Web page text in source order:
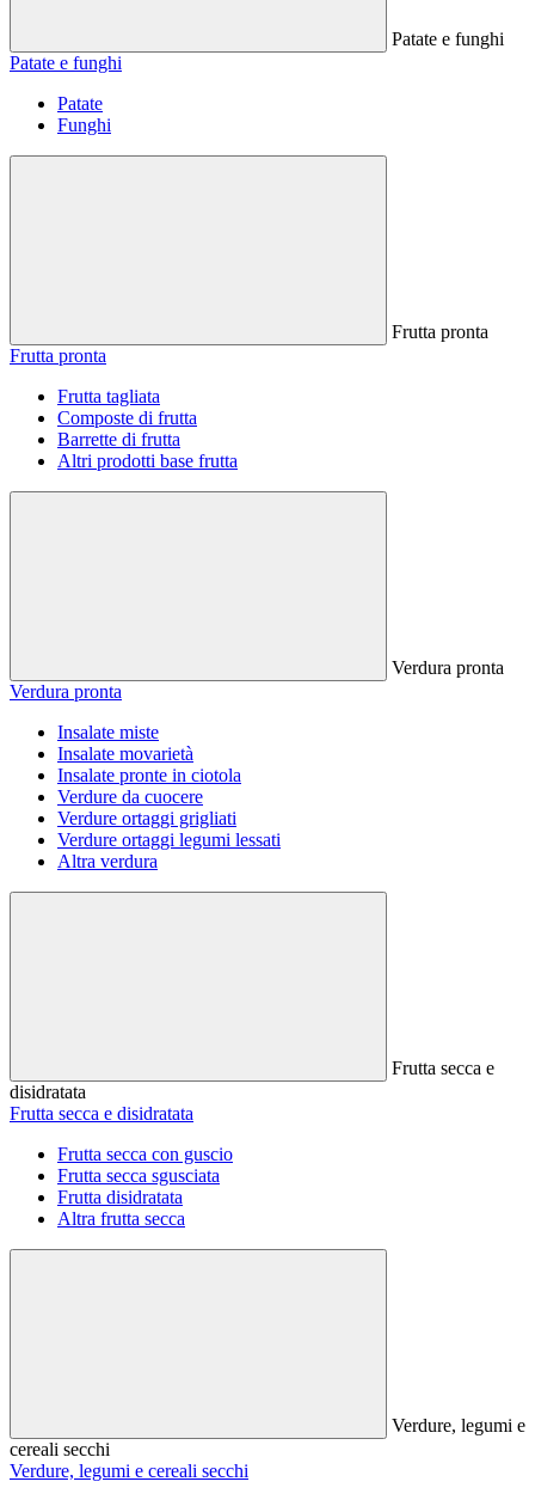
Patate e funghi
Patate e funghi
Patate
Funghi
Frutta pronta
Frutta pronta
Frutta tagliata
Composte di frutta
Barrette di frutta
Altri prodotti base frutta
Verdura pronta
Verdura pronta
Insalate miste
Insalate movarietà
Insalate pronte in ciotola
Verdure da cuocere
Verdure ortaggi grigliati
Verdure ortaggi legumi lessati
Altra verdura
Frutta secca e
disidratata
Frutta secca e disidratata
Frutta secca con guscio
Frutta secca sgusciata
Frutta disidratata
Altra frutta secca
Verdure, legumi e
cereali secchi
Verdure, legumi e cereali secchi